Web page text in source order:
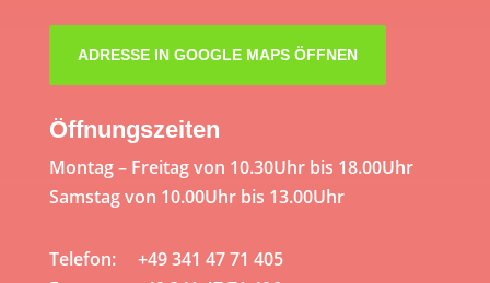
ADRESSE IN GOOGLE MAPS ÖFFNEN
Öffnungszeiten
Montag – Freitag von 10.30Uhr bis 18.00Uhr
Samstag von 10.00Uhr bis 13.00Uhr
Telefon: +49 341 47 71 405